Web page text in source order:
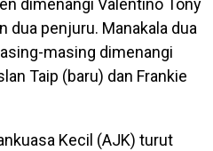
dimenangi Valentino Tony
dua penjuru. Manakala dua
masing dimenangi
Taip (baru) dan Frankie
Kecil (AJK) turut